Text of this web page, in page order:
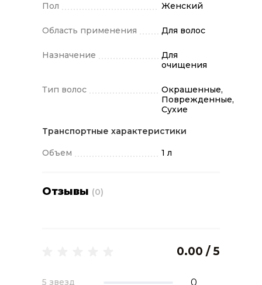
лучей, предотвращает вымывание
ароматом зеленых цветов.
Применение: нанесите шампунь на
влажные волосы, хорошо вспеньте,
Пол Женский
Область применения Для волос
Назначение
Для
очищения
Тип волос
Окрашенные,
Поврежденные,
Сухие
Транспортные характеристики
Объем 1 л
Отзывы (0)
0.00 / 5
5 звезд 0